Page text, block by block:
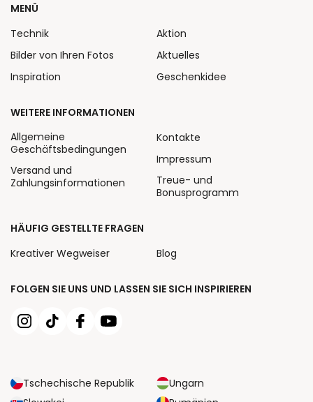
FOLGEN SIE UNS UND LASSEN SIE SICH INSPIRIEREN
Tschechische Republik
Ungarn
MENÜ
Technik
Bilder von Ihren Fotos
Inspiration
Aktion
Aktuelles
Geschenkidee
WEITERE INFORMATIONEN
Allgemeine
Geschäftsbedingungen
Versand und
Zahlungsinformationen
Kontakte
Impressum
Treue- und
Bonusprogramm
HÄUFIG GESTELLTE FRAGEN
Kreativer Wegweiser
Blog